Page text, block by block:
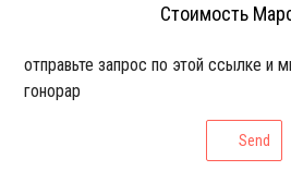
Стоимость
отправьте запрос по этой ссылке и
гонорар
Send